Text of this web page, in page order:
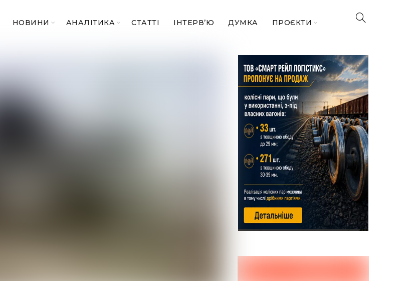
НОВИНИ АНАЛІТИКА СТАТТІ ІНТЕРВ’Ю ДУМКА ПРОЄКТИ